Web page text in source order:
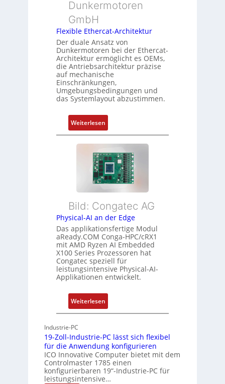
e
w
a
c
h
u
n
g
s
s
u
n
g
u
n
Z
u
s
t
a
n
d
ü
b
e
r
w
a
c
h
u
n
g
e
t
y
p
s
o
r
g
t
f
ü
r
m
e
h
r
i
s
t
u
n
g
Dunkermotoren
GmbH
Flexible Ethercat-Architektur
Der duale Ansatz von
Dunkermotoren bei der Ethercat-
Architektur ermöglicht es OEMs,
die Antriebsarchitektur präzise
auf mechanische
Einschränkungen,
Umgebungsbedingungen und
das Systemlayout abzustimmen.
Weiterlesen:
F
l
e
x
i
b
e
E
t
h
e
r
c
a
t
-
A
c
h
i
t
e
Bild: Congatec AG
Physical-AI an der Edge
Das applikationsfertige Modul
aReady.COM Conga-HPC/cRX1
mit AMD Ryzen AI Embedded
X100 Series Prozessoren hat
Congatec speziell für
leistungsintensive Physical-AI-
Applikationen entwickelt.
Weiterlesen:
P
s
i
c
a
Industrie-PC
19-Zoll-Industrie-PC lässt sich flexibel
für die Anwendung konfigurieren
ICO Innovative Computer bietet mit dem
Controlmaster 1785 einen
konfigurierbaren 19“-Industrie-PC für
leistungsintensive…